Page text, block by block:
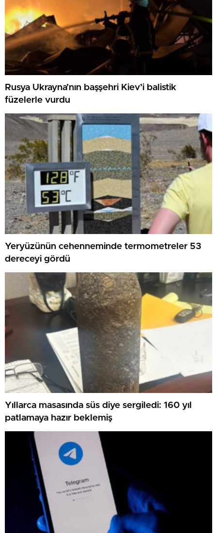
Rusya Ukrayna’nın başşehri Kiev’i balistik
füzelerle vurdu
Yeryüzünün cehenneminde termometreler 53
dereceyi gördü
Yıllarca masasında süs diye sergiledi: 160 yıl
patlamaya hazır beklemiş